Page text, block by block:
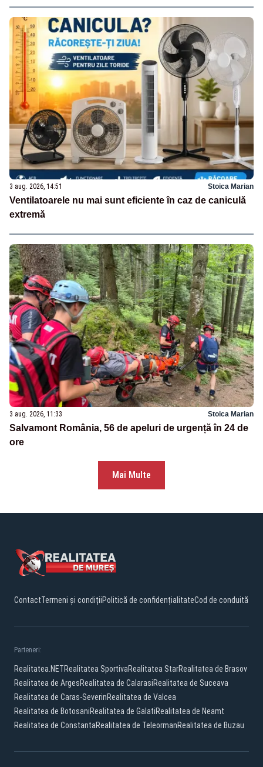
3 aug. 2026, 14:51 Stoica Marian
Ventilatoarele nu mai sunt eficiente în caz de caniculă
extremă
3 aug. 2026, 11:33 Stoica Marian
Salvamont România, 56 de apeluri de urgență în 24 de
ore
Mai Multe
ContactTermeni și condițiiPolitică de confidențialitateCod de conduită
Parteneri:
Realitatea.NETRealitatea SportivaRealitatea StarRealitatea de Brasov
Realitatea de ArgesRealitatea de CalarasiRealitatea de Suceava
Realitatea de Caras-SeverinRealitatea de Valcea
Realitatea de BotosaniRealitatea de GalatiRealitatea de Neamt
Realitatea de ConstantaRealitatea de TeleormanRealitatea de Buzau